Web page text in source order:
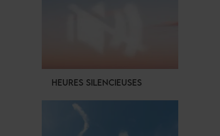
HEURES SILENCIEUSES